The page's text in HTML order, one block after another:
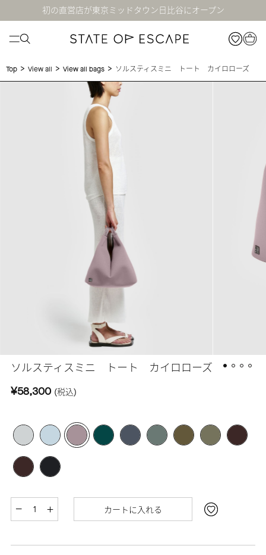
初の直営店が東京ミッドタウン日比谷にオープン
Top > View all > View all bags > ソルスティスミニ トート カイロローズ
ソルスティスミニ トート カイロローズ
¥58,300 (税込)
カートに入れる